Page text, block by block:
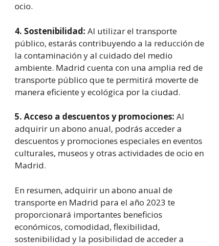
ocio.
4. Sostenibilidad: Al utilizar el transporte
público, estarás contribuyendo a la reducción de
la contaminación y al cuidado del medio
ambiente. Madrid cuenta con una amplia red de
transporte público que te permitirá moverte de
manera eficiente y ecológica por la ciudad.
5. Acceso a descuentos y promociones: Al
adquirir un abono anual, podrás acceder a
descuentos y promociones especiales en eventos
culturales, museos y otras actividades de ocio en
Madrid.
En resumen, adquirir un abono anual de
transporte en Madrid para el año 2023 te
proporcionará importantes beneficios
económicos, comodidad, flexibilidad,
sostenibilidad y la posibilidad de acceder a